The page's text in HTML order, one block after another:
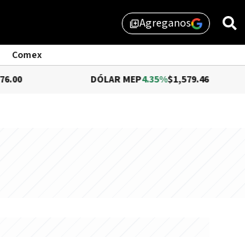
library_addAgreganos
Comex
4.35%$1,579.46